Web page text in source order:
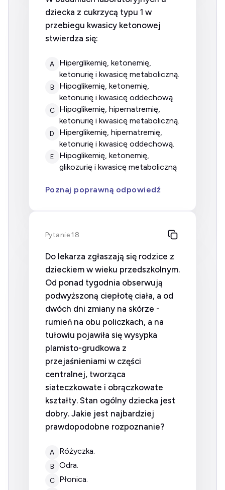
dziecka z cukrzycą typu 1 w
przebiegu kwasicy ketonowej
stwierdza się:
A
hiperglikemię, ketonemię,
ketonurię i kwasicę metaboliczną.
B
hipoglikemię, ketonemię,
ketonurię i kwasicę oddechową
C
hipoglikemię, hipernatremię,
ketonurię i kwasicę metaboliczną.
D
hiperglikemię, hipernatremię,
ketonurię i kwasicę oddechową.
E
hipoglikemię, ketonemię,
glikozurię i kwasicę metaboliczną
Poznaj poprawną odpowiedź
Pytanie 18
Do lekarza zgłaszają się rodzice z
dzieckiem w wieku przedszkolnym.
Od ponad tygodnia obserwują
podwyższoną ciepłotę ciała, a od
dwóch dni zmiany na skórze -
rumień na obu policzkach, a na
tułowiu pojawiła się wysypka
plamisto-grudkowa z
przejaśnieniami w części
centralnej, tworząca
siateczkowate i obrączkowate
kształty. Stan ogólny dziecka jest
dobry. Jakie jest najbardziej
prawdopodobne rozpoznanie?
A różyczka.
B odra.
C płonica.